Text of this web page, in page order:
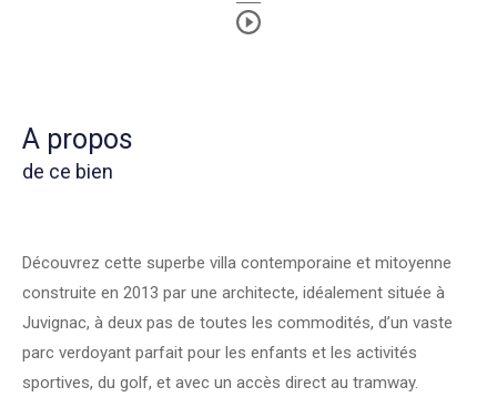
a propos
de ce bien
Découvrez cette superbe villa contemporaine et mitoyenne
construite en 2013 par une architecte, idéalement située à
Juvignac, à deux pas de toutes les commodités, d’un vaste
parc verdoyant parfait pour les enfants et les activités
sportives, du golf, et avec un accès direct au tramway.